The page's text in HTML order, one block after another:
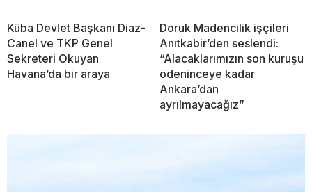
Küba Devlet Başkanı Diaz-
Canel ve TKP Genel
Sekreteri Okuyan
Havana’da bir araya
Doruk Madencilik işçileri
Anıtkabir’den seslendi:
“Alacaklarımızın son kuruşu
ödeninceye kadar
Ankara’dan
ayrılmayacağız”